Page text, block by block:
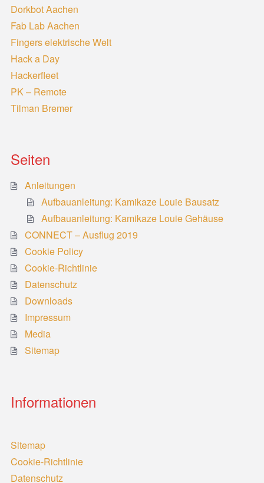
Dorkbot Aachen
Fab Lab Aachen
Fingers elektrische Welt
Hack a Day
Hackerfleet
PK – Remote
Tilman Bremer
Seiten
Anleitungen
Aufbauanleitung: Kamikaze Louie Bausatz
Aufbauanleitung: Kamikaze Louie Gehäuse
CONNECT – Ausflug 2019
Cookie Policy
Cookie-Richtlinie
Datenschutz
Downloads
Impressum
Media
Sitemap
Informationen
Sitemap
Cookie-Richtlinie
Datenschutz